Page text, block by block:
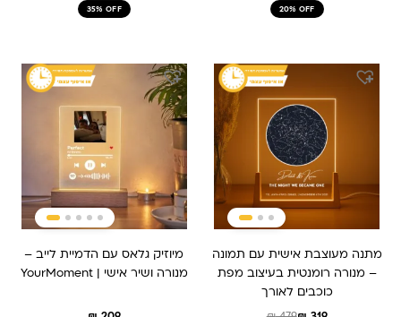
20% OFF
35% OFF
מתנה מעוצבת אישית עם תמונה
– מנורה רומנטית בעיצוב מפת
כוכבים לאורך
המחיר
היה:
המחיר
הוא:
מיוזיק גלאס עם הדמיית לייב –
מנורה ושיר אישי | YourMoment